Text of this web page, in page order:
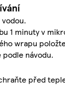
1 minuty v
wrapu
podle návodu.
před